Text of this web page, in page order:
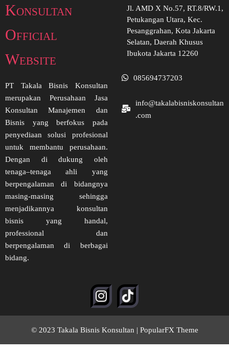
Konsultan
Official
Website
PT Takala Bisnis Konsultan
merupakan Perusahaan Jasa
Konsultan Manajemen dan
Bisnis yang berfokus pada
penyediaan solusi profesional
untuk membantu perusahaan.
Dengan di dukung oleh
tenaga–tenaga ahli yang
berpengalaman di bidangnya
masing-masing sehingga
menjadikannya konsultan
bisnis yang handal,
professional dan
berpengalaman di berbagai
bidang.
Jl. AMD X No.57, RT.8/RW.1,
Petukangan Utara, Kec.
Pesanggrahan, Kota Jakarta
Selatan, Daerah Khusus
Ibukota Jakarta 12260
085694737203
info@takalabisniskonsultan
.com
© 2023 Takala Bisnis Konsultan | PopularFX Theme